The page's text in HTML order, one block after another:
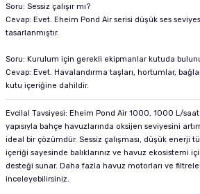
Soru: Sessiz çalışır mı?
Cevap: Evet. Eheim Pond Air serisi düşük ses
tasarlanmıştır.
Soru: Kurulum için gerekli ekipmanlar kutuda
Cevap: Evet. Havalandırma taşları, hortumlar,
kutu içeriğine dahildir.
Evcilal Tavsiyesi: Eheim Pond Air 1000, 1000 L/saat
yapısıyla bahçe havuzlarında oksijen seviyesini
ideal bir çözümdür. Sessiz çalışması, düşük enerji
içeriği sayesinde balıklarınız ve havuz ekosistemi
desteği sunar. Daha fazla havuz motorları ve
inceleyebilirsiniz.